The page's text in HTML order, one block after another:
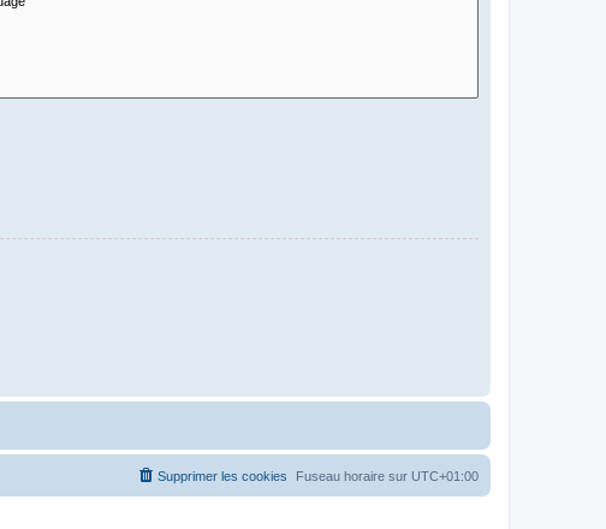
Fuseau horaire sur UTC+01:00
Supprimer les cookies